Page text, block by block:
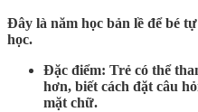
Đây là năm học bản lề để bé
học.
Đặc điểm: Trẻ có thể
hơn, biết cách đặt câu
mặt chữ.